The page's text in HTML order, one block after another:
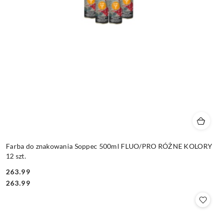
Farba do znakowania Soppec 500ml FLUO/PRO RÓŻNE KOLORY
12 szt.
Cena:
263.99
Cena:
263.99